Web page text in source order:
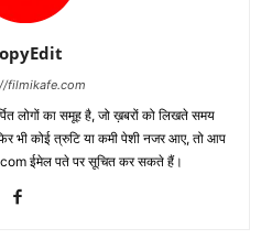
filmikafe.com
लोगों का समूह है, जो ख़बरों को लिखते समय
भी कोई त्रुटि या कमी पेशी नजर आए, तो आप
ईमेल पते पर सूचित कर सकते हैं।